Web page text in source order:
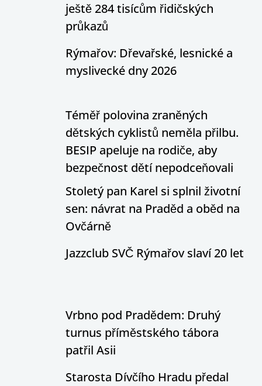
ještě 284 tisícům řidičských
průkazů
Rýmařov: Dřevařské, lesnické a
myslivecké dny 2026
Téměř polovina zraněných
dětských cyklistů neměla přilbu.
BESIP apeluje na rodiče, aby
bezpečnost dětí nepodceňovali
Stoletý pan Karel si splnil životní
sen: návrat na Praděd a oběd na
Ovčárně
Jazzclub SVČ Rýmařov slaví 20 let
Vrbno pod Pradědem: Druhý
turnus příměstského tábora
patřil Asii
Starosta Dívčího Hradu předal